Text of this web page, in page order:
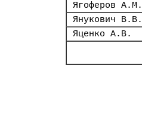
Ягоферов А.М.
Янукович В.В.
Яценко А.В.